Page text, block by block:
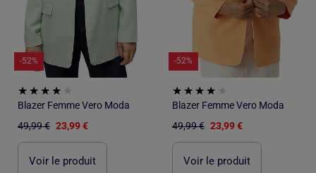
-52%
Blazer Femme Vero Moda
49,99 € 23,99 €
Voir le produit
-52%
Blazer Femme Vero Moda
49,99 € 23,99 €
Voir le produit